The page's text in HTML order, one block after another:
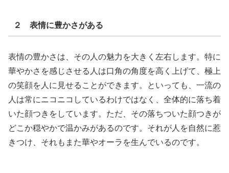
２ 表情に豊かさがある
表情の豊かさは、その人の魅力を大きく左右します。特に
華やかさを感じさせる人は口角の角度を高く上げて、極上
の笑顔を人に見せることができます。といっても、一流の
人は常にニコニコしているわけではなく、全体的に落ち着
いた顔つきをしています。ただ、その落ちついた顔つきが
どこか穏やかで温かみがあるのです。それが人を自然に惹
きつけ、それもまた華やオーラを生んでいるのです。